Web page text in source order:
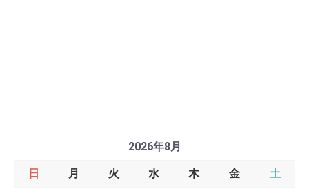
2026年8月
日 月 火 水 木 金 土